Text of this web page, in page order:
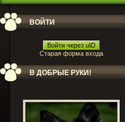
ВОЙТИ
Войти через uID
Старая форма входа
В ДОБРЫЕ РУКИ!